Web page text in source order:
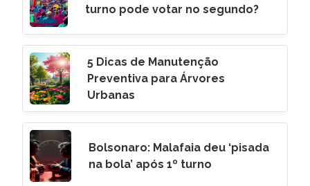
turno pode votar no segundo?
5 Dicas de Manutenção
Preventiva para Árvores
Urbanas
Bolsonaro: Malafaia deu ‘pisada
na bola’ após 1º turno